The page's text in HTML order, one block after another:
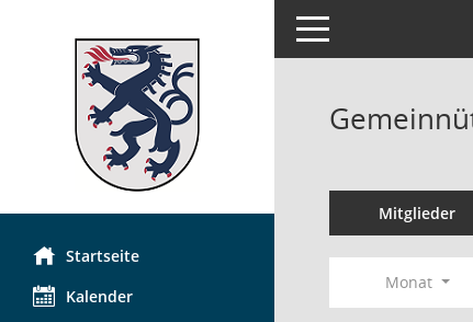
Startseite
Kalender
Toggle navigation
Mitglieder
Monat